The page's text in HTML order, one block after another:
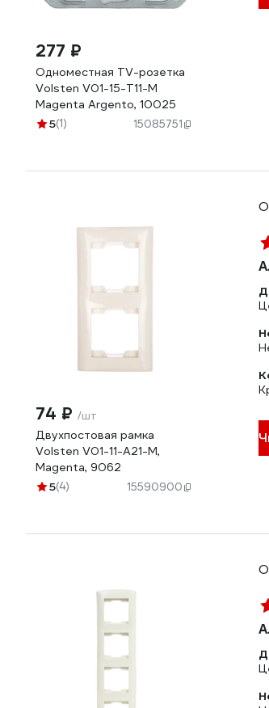
277 ₽
Одноместная TV-розетка
Volsten V01-15-T11-M
Magenta Argento, 10025
5(1) 15085751
74 ₽ /шт
Двухпостовая рамка
Volsten V01-11-A21-M,
Magenta, 9062
5(4) 15590900